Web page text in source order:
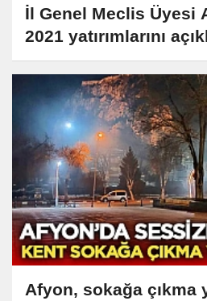
İl Genel Meclis Üyesi
2021 yatırımlarını
Afyon, sokağa çıkma